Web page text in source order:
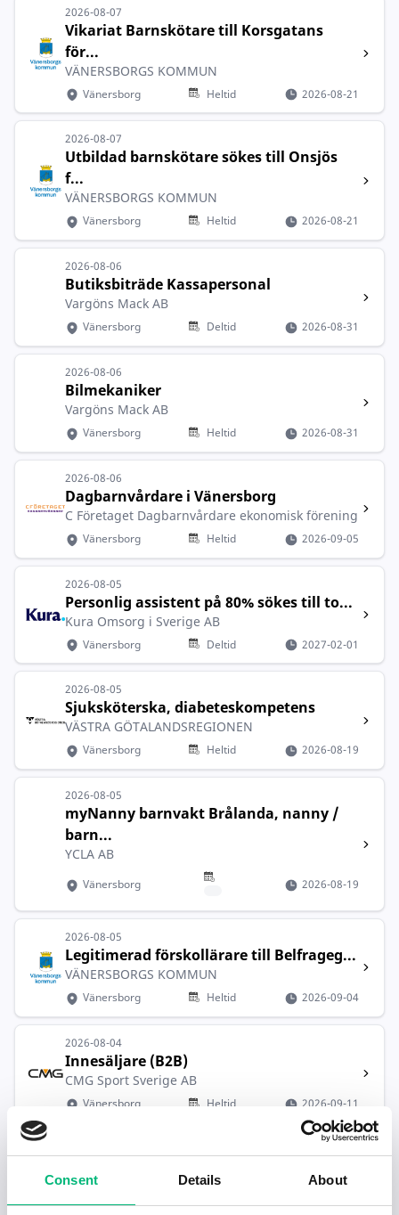
Consent Details About
2026-08-07
Vikariat Barnskötare till Korsgatans
för...
VÄNERSBORGS KOMMUN
Vänersborg Heltid 2026-08-21
2026-08-07
Utbildad barnskötare sökes till Onsjös
f...
VÄNERSBORGS KOMMUN
Vänersborg Heltid 2026-08-21
2026-08-06
Butiksbiträde Kassapersonal
Vargöns Mack AB
Vänersborg Deltid 2026-08-31
2026-08-06
Bilmekaniker
Vargöns Mack AB
Vänersborg Heltid 2026-08-31
2026-08-06
Dagbarnvårdare i Vänersborg
C Företaget Dagbarnvårdare ekonomisk förening
Vänersborg Heltid 2026-09-05
2026-08-05
Personlig assistent på 80% sökes till to...
Kura Omsorg i Sverige AB
Vänersborg Deltid 2027-02-01
2026-08-05
Sjuksköterska, diabeteskompetens
VÄSTRA GÖTALANDSREGIONEN
Vänersborg Heltid 2026-08-19
2026-08-05
myNanny barnvakt Brålanda, nanny /
barn...
YCLA AB
Vänersborg 2026-08-19
2026-08-05
Legitimerad förskollärare till Belfrageg...
VÄNERSBORGS KOMMUN
Vänersborg Heltid 2026-09-04
2026-08-04
Innesäljare (B2B)
CMG Sport Sverige AB
Vänersborg Heltid 2026-09-11
OLIVIA PERSONLIG ASSISTANS AKTIEBOLAG
Vänersborg Deltid 2026-09-04